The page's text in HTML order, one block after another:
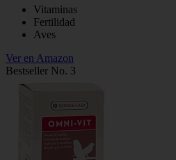
Vitaminas
Fertilidad
Aves
Ver en Amazon
Bestseller No. 3